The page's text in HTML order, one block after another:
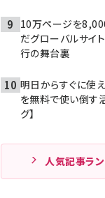
10万ページを
だグローバルサイ
行の舞台裏
明日からすぐに
を無料で使い倒す
グ】
人気記事ラ